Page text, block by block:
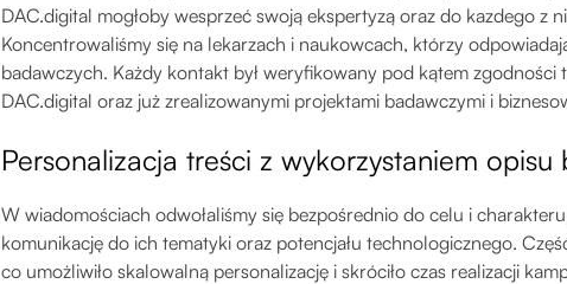
DAC.digital mogłoby wesprzeć swoją ekspertyzą oraz do kazdego z
Koncentrowaliśmy się na lekarzach i naukowcach, którzy
badawczych. Każdy kontakt był weryfikowany pod kątem zgodności
DAC.digital oraz już zrealizowanymi projektami badawczymi i
Personalizacja treści z wykorzystaniem opisu
W wiadomościach odwołaliśmy się bezpośrednio do celu i
komunikację do ich tematyki oraz potencjału technologicznego.
co umożliwiło skalowalną personalizację i skróciło czas realizacji